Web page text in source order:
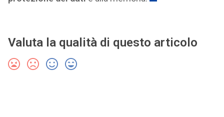
Valuta la qualità di questo articolo